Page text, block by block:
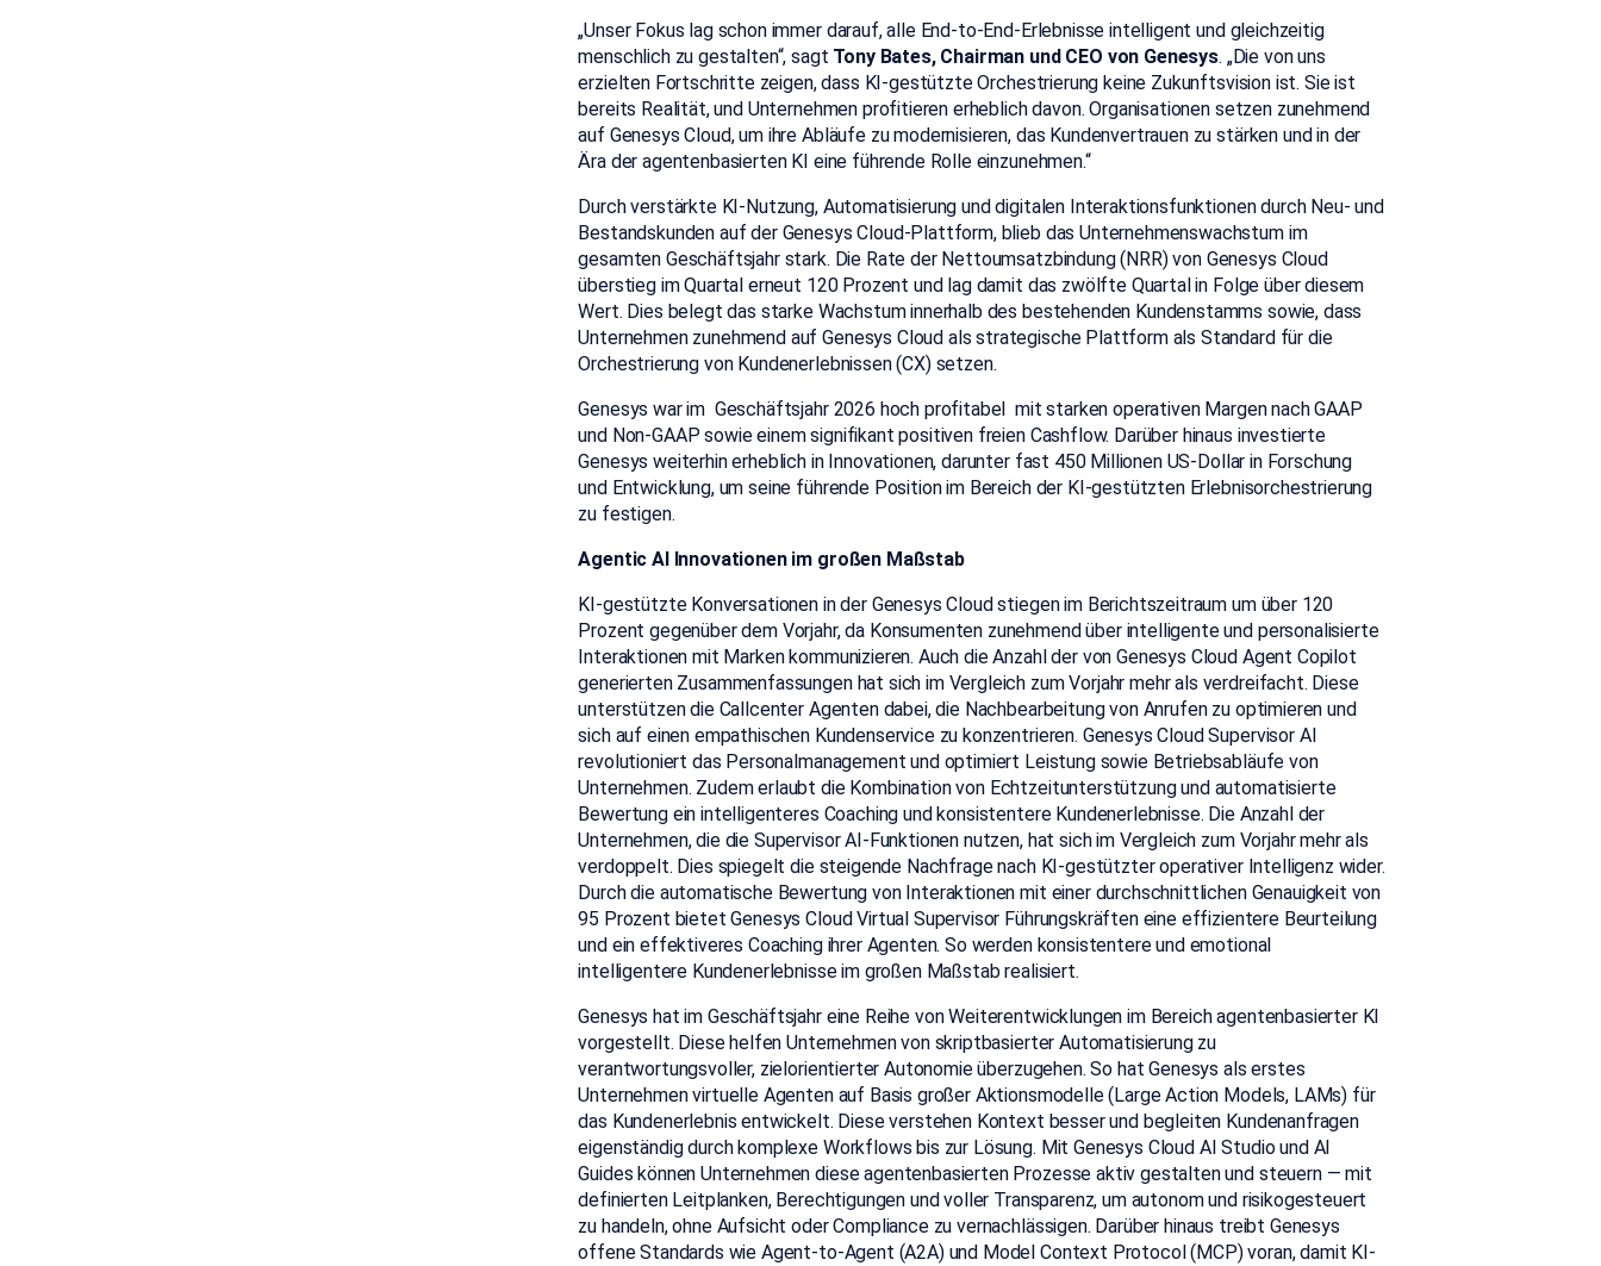
„Unser Fokus lag schon immer darauf, alle End-to-End-Erlebnisse intelligent und gleichzeitig
menschlich zu gestalten“, sagt Tony Bates, Chairman und CEO von Genesys. „Die von uns
erzielten Fortschritte zeigen, dass KI-gestützte Orchestrierung keine Zukunftsvision ist. Sie ist
bereits Realität, und Unternehmen profitieren erheblich davon. Organisationen setzen zunehmend
auf Genesys Cloud, um ihre Abläufe zu modernisieren, das Kundenvertrauen zu stärken und in der
Ära der agentenbasierten KI eine führende Rolle einzunehmen.“
Durch verstärkte KI-Nutzung, Automatisierung und digitalen Interaktionsfunktionen durch Neu- und
Bestandskunden auf der Genesys Cloud-Plattform, blieb das Unternehmenswachstum im
gesamten Geschäftsjahr stark. Die Rate der Nettoumsatzbindung (NRR) von Genesys Cloud
überstieg im Quartal erneut 120 Prozent und lag damit das zwölfte Quartal in Folge über diesem
Wert. Dies belegt das starke Wachstum innerhalb des bestehenden Kundenstamms sowie, dass
Unternehmen zunehmend auf Genesys Cloud als strategische Plattform als Standard für die
Orchestrierung von Kundenerlebnissen (CX) setzen.
Genesys war im Geschäftsjahr 2026 hoch profitabel mit starken operativen Margen nach GAAP
und Non-GAAP sowie einem signifikant positiven freien Cashflow. Darüber hinaus investierte
Genesys weiterhin erheblich in Innovationen, darunter fast 450 Millionen US-Dollar in Forschung
und Entwicklung, um seine führende Position im Bereich der KI-gestützten Erlebnisorchestrierung
zu festigen.
Agentic AI Innovationen im großen Maßstab
KI-gestützte Konversationen in der Genesys Cloud stiegen im Berichtszeitraum um über 120
Prozent gegenüber dem Vorjahr, da Konsumenten zunehmend über intelligente und personalisierte
Interaktionen mit Marken kommunizieren. Auch die Anzahl der von Genesys Cloud Agent Copilot
generierten Zusammenfassungen hat sich im Vergleich zum Vorjahr mehr als verdreifacht. Diese
unterstützen die Callcenter Agenten dabei, die Nachbearbeitung von Anrufen zu optimieren und
sich auf einen empathischen Kundenservice zu konzentrieren. Genesys Cloud Supervisor AI
revolutioniert das Personalmanagement und optimiert Leistung sowie Betriebsabläufe von
Unternehmen. Zudem erlaubt die Kombination von Echtzeitunterstützung und automatisierte
Bewertung ein intelligenteres Coaching und konsistentere Kundenerlebnisse. Die Anzahl der
Unternehmen, die die Supervisor AI-Funktionen nutzen, hat sich im Vergleich zum Vorjahr mehr als
verdoppelt. Dies spiegelt die steigende Nachfrage nach KI-gestützter operativer Intelligenz wider.
Durch die automatische Bewertung von Interaktionen mit einer durchschnittlichen Genauigkeit von
95 Prozent bietet Genesys Cloud Virtual Supervisor Führungskräften eine effizientere Beurteilung
und ein effektiveres Coaching ihrer Agenten. So werden konsistentere und emotional
intelligentere Kundenerlebnisse im großen Maßstab realisiert.
Genesys hat im Geschäftsjahr eine Reihe von Weiterentwicklungen im Bereich agentenbasierter KI
vorgestellt. Diese helfen Unternehmen von skriptbasierter Automatisierung zu
verantwortungsvoller, zielorientierter Autonomie überzugehen. So hat Genesys als erstes
Unternehmen virtuelle Agenten auf Basis großer Aktionsmodelle (Large Action Models, LAMs) für
das Kundenerlebnis entwickelt. Diese verstehen Kontext besser und begleiten Kundenanfragen
eigenständig durch komplexe Workflows bis zur Lösung. Mit Genesys Cloud AI Studio und AI
Guides können Unternehmen diese agentenbasierten Prozesse aktiv gestalten und steuern — mit
definierten Leitplanken, Berechtigungen und voller Transparenz, um autonom und risikogesteuert
zu handeln, ohne Aufsicht oder Compliance zu vernachlässigen. Darüber hinaus treibt Genesys
offene Standards wie Agent-to-Agent (A2A) und Model Context Protocol (MCP) voran, damit KI-